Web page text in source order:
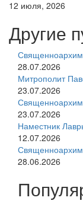
12 июля, 2026
Другие
28.07.2026
Митрополит
23.07.2026
23.07.2026
Наместник
12.07.2026
28.06.2026